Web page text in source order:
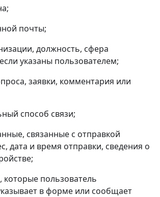
почты;
должность, сфера
указаны пользователем;
заявки, комментария или
способ связи;
связанные с отправкой
дата и время отправки, сведения о
которые пользователь
в форме или сообщает